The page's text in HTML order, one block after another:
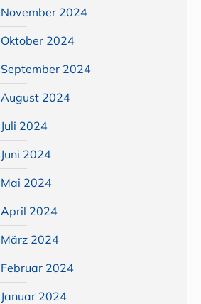
November 2024
Oktober 2024
September 2024
August 2024
Juli 2024
Juni 2024
Mai 2024
April 2024
März 2024
Februar 2024
Januar 2024